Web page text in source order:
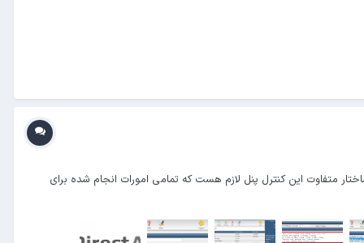
متفاوت این کنترل پنل لازم هست که تمامی امورات انجام شده برای